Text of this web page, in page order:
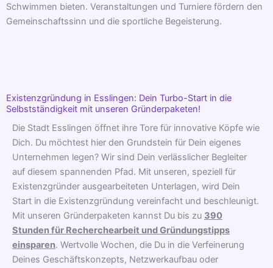
Schwimmen bieten. Veranstaltungen und Turniere fördern den
Gemeinschaftssinn und die sportliche Begeisterung.
Existenzgründung in Esslingen: Dein Turbo-Start in die
Selbstständigkeit mit unseren Gründerpaketen!
Die Stadt Esslingen öffnet ihre Tore für innovative Köpfe wie
Dich. Du möchtest hier den Grundstein für Dein eigenes
Unternehmen legen? Wir sind Dein verlässlicher Begleiter
auf diesem spannenden Pfad. Mit unseren, speziell für
Existenzgründer ausgearbeiteten Unterlagen, wird Dein
Start in die Existenzgründung vereinfacht und beschleunigt.
Mit unseren Gründerpaketen kannst Du bis zu 390
Stunden für Recherchearbeit und Gründungstipps
einsparen. Wertvolle Wochen, die Du in die Verfeinerung
Deines Geschäftskonzepts, Netzwerkaufbau oder